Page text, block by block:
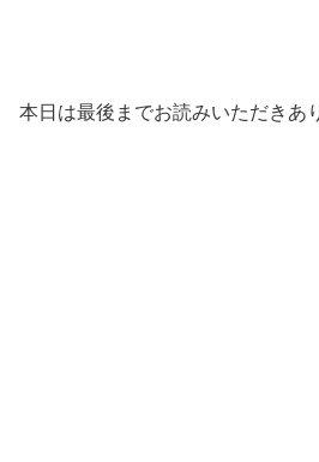
本日は最後までお読みいただきあ